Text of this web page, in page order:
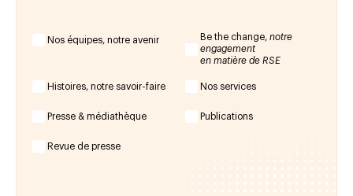
Nos équipes, notre avenir Be the change, notre
engagement
en matière de RSE
Histoires, notre savoir-faire Nos services
Presse & médiathèque Publications
Revue de presse